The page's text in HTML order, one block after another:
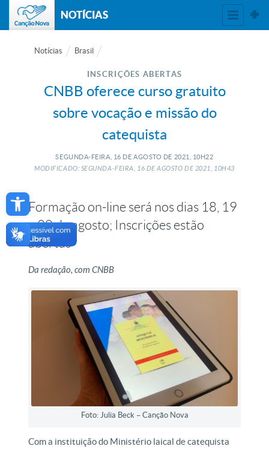
Open toolbar
NOTÍCIAS
Notícias Brasil
INSCRIÇÕES ABERTAS
CNBB oferece curso gratuito
sobre vocação e missão do
catequista
SEGUNDA-FEIRA, 16 DE AGOSTO DE 2021, 10H22
MODIFICADO: SEGUNDA-FEIRA, 16 DEAGOSTO DE 2021, 10H43
Formação on-line será nos dias 18, 19
e 20 de agosto; Inscrições estão
abertas
Da redação, com CNBB
Foto: Julia Beck – Canção Nova
Com a instituição do Ministério laical de catequista